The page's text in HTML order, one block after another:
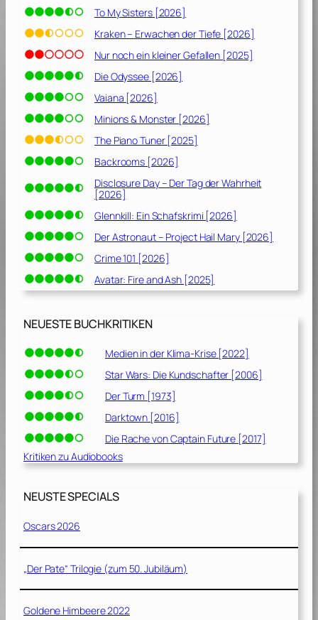
To My Sisters [2026]
Kraken – Erwachen der Tiefe [2026]
Nur noch ein kleiner Gefallen [2025]
Die Odyssee [2026]
Vaiana [2026]
Minions & Monster [2026]
The Piano Tuner [2025]
Backrooms [2026]
Disclosure Day – Der Tag der Wahrheit
[2026]
Glennkill: Ein Schafskrimi [2026]
Der Astronaut – Project Hail Mary [2026]
Crime 101 [2026]
Avatar: Fire and Ash [2025]
NEUESTE BUCHKRITIKEN
Medien in der Klima-Krise [2022]
Star Wars: Die Kundschafter [2006]
Der Turm [1973]
Darktown [2016]
Die Rache von Captain Future [2017]
Kritiken zu Audiobooks
NEUSTE SPECIALS
Oscars 2026
„Der Pate“ Trilogie (zum 50. Jubiläum)
Goldene Himbeere 2022